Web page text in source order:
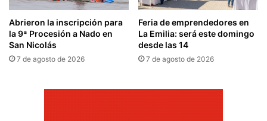
Abrieron la inscripción para
la 9ª Procesión a Nado en
San Nicolás
7 de agosto de 2026
Feria de emprendedores en
La Emilia: será este domingo
desde las 14
7 de agosto de 2026